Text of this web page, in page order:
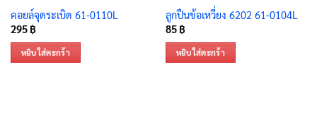
คอยล์จุดระเบิด 61-0110L
295 ฿
หยิบใส่ตะกร้า
ลูกปืนข้อเหวี่ยง 6202 61-0104L
85 ฿
หยิบใส่ตะกร้า